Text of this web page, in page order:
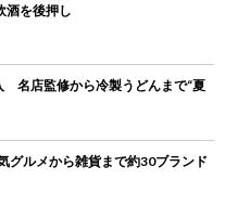
酒を後押し
名店監修から冷製うどんまで“夏
ルメから雑貨まで約30ブランド